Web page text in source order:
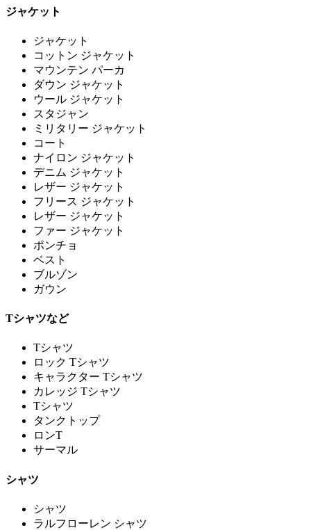
ジャケット
ジャケット
コットン ジャケット
マウンテン パーカ
ダウン ジャケット
ウール ジャケット
スタジャン
ミリタリー ジャケット
コート
ナイロン ジャケット
デニム ジャケット
レザー ジャケット
フリース ジャケット
レザー ジャケット
ファー ジャケット
ポンチョ
ベスト
ブルゾン
ガウン
Tシャツなど
Tシャツ
ロック Tシャツ
キャラクター Tシャツ
カレッジ Tシャツ
Tシャツ
タンクトップ
ロンT
サーマル
シャツ
シャツ
ラルフローレン シャツ